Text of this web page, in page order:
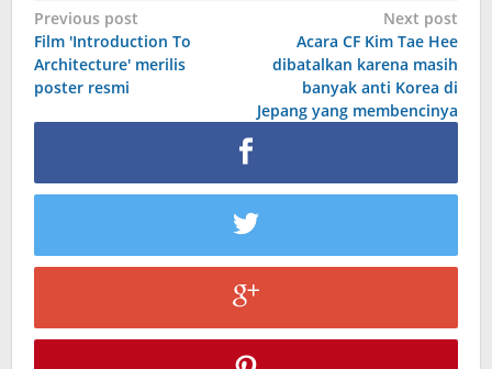
Post
navigation
Previous post
Film 'Introduction To
Architecture' merilis
poster resmi
Next post
Acara CF Kim Tae Hee
dibatalkan karena masih
banyak anti Korea di
Jepang yang membencinya